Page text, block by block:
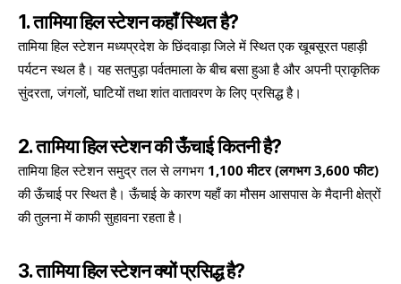
1. तामिया हिल स्टेशन कहाँ स्थित है?
तामिया हिल स्टेशन मध्यप्रदेश के छिंदवाड़ा जिले में स्थित एक खूबसूरत पहाड़ी
पर्यटन स्थल है। यह सतपुड़ा पर्वतमाला के बीच बसा हुआ है और अपनी प्राकृतिक
सुंदरता, जंगलों, घाटियों तथा शांत वातावरण के लिए प्रसिद्ध है।
2. तामिया हिल स्टेशन की ऊँचाई कितनी है?
तामिया हिल स्टेशन समुद्र तल से लगभग 1,100 मीटर (लगभग 3,600 फीट)
की ऊँचाई पर स्थित है। ऊँचाई के कारण यहाँ का मौसम आसपास के मैदानी क्षेत्रों
की तुलना में काफी सुहावना रहता है।
3. तामिया हिल स्टेशन क्यों प्रसिद्ध है?